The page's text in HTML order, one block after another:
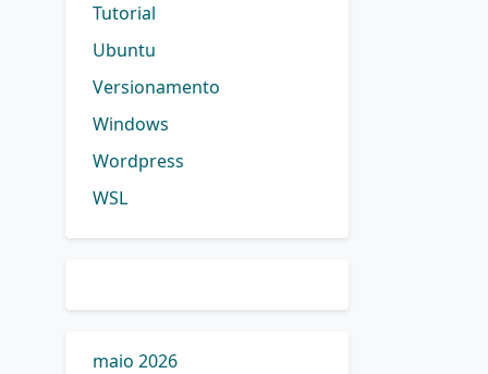
Tutorial
Ubuntu
Versionamento
Windows
Wordpress
WSL
maio 2026